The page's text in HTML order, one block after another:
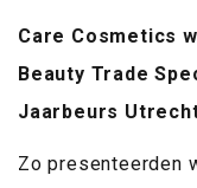
Care Cosmetics
Beauty Trade
Jaarbeurs
Zo presenteerden